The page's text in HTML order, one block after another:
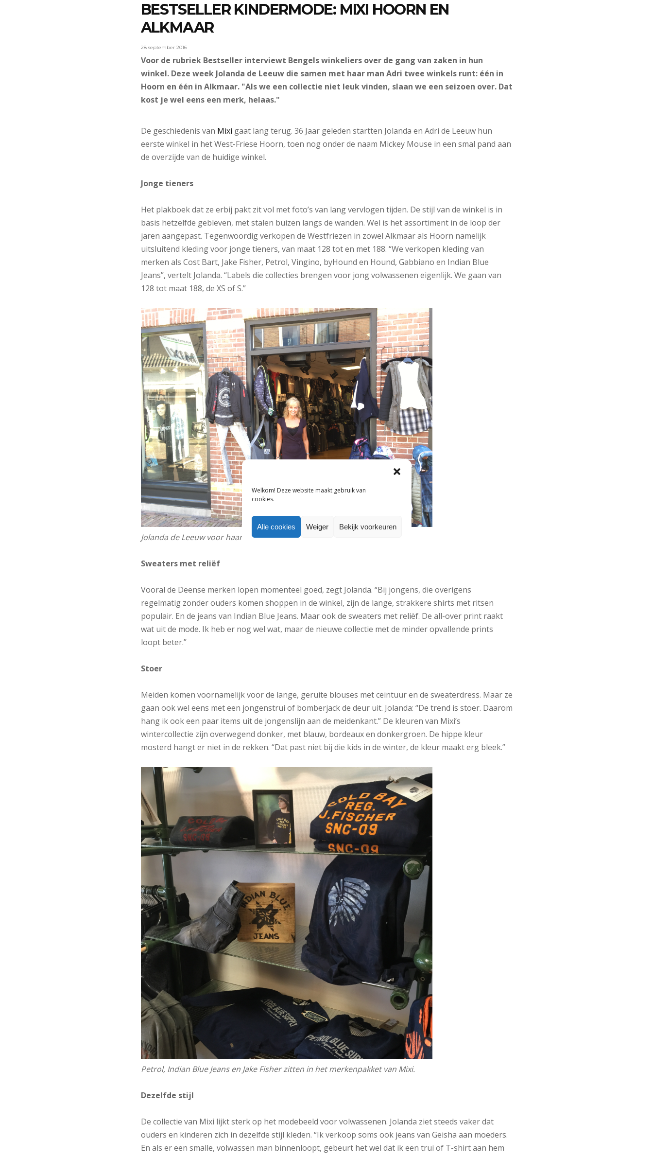
Welkom! Deze website maakt gebruik van
cookies.
Alle cookies Weiger Bekijk voorkeuren
BESTSELLER KINDERMODE: MIXI HOORN EN
ALKMAAR
28 september 2016
Voor de rubriek Bestseller interviewt Bengels winkeliers over de gang van zaken in hun
winkel. Deze week Jolanda de Leeuw die samen met haar man Adri twee winkels runt: één in
Hoorn en één in Alkmaar. "Als we een collectie niet leuk vinden, slaan we een seizoen over. Dat
kost je wel eens een merk, helaas."
De geschiedenis van Mixi gaat lang terug. 36 Jaar geleden startten Jolanda en Adri de Leeuw hun
eerste winkel in het West-Friese Hoorn, toen nog onder de naam Mickey Mouse in een smal pand aan
de overzijde van de huidige winkel.
Jonge tieners
Het plakboek dat ze erbij pakt zit vol met foto’s van lang vervlogen tijden. De stijl van de winkel is in
basis hetzelfde gebleven, met stalen buizen langs de wanden. Wel is het assortiment in de loop der
jaren aangepast. Tegenwoordig verkopen de Westfriezen in zowel Alkmaar als Hoorn namelijk
uitsluitend kleding voor jonge tieners, van maat 128 tot en met 188. “We verkopen kleding van
merken als Cost Bart, Jake Fisher, Petrol, Vingino, byHound en Hound, Gabbiano en Indian Blue
Jeans”, vertelt Jolanda. “Labels die collecties brengen voor jong volwassenen eigenlijk. We gaan van
128 tot maat 188, de XS of S.”
Jolanda de Leeuw voor haar winkel in het West-Friese Hoorn.
Sweaters met reliëf
Vooral de Deense merken lopen momenteel goed, zegt Jolanda. “Bij jongens, die overigens
regelmatig zonder ouders komen shoppen in de winkel, zijn de lange, strakkere shirts met ritsen
populair. En de jeans van Indian Blue Jeans. Maar ook de sweaters met reliëf. De all-over print raakt
wat uit de mode. Ik heb er nog wel wat, maar de nieuwe collectie met de minder opvallende prints
loopt beter.”
Stoer
Meiden komen voornamelijk voor de lange, geruite blouses met ceintuur en de sweaterdress. Maar ze
gaan ook wel eens met een jongenstrui of bomberjack de deur uit. Jolanda: “De trend is stoer. Daarom
hang ik ook een paar items uit de jongenslijn aan de meidenkant.” De kleuren van Mixi’s
wintercollectie zijn overwegend donker, met blauw, bordeaux en donkergroen. De hippe kleur
mosterd hangt er niet in de rekken. “Dat past niet bij die kids in de winter, de kleur maakt erg bleek.”
Petrol, Indian Blue Jeans en Jake Fisher zitten in het merkenpakket van Mixi.
Dezelfde stijl
De collectie van Mixi lijkt sterk op het modebeeld voor volwassenen. Jolanda ziet steeds vaker dat
ouders en kinderen zich in dezelfde stijl kleden. “Ik verkoop soms ook jeans van Geisha aan moeders.
En als er een smalle, volwassen man binnenloopt, gebeurt het wel dat ik een trui of T-shirt aan hem